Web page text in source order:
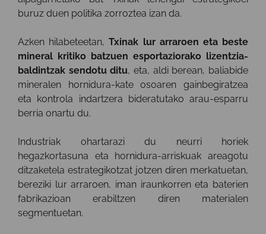
buruz duen politika zorroztea izan da.
Azken hilabeteetan,Txinak lur arraroen eta beste
mineral kritiko batzuen esportaziorako lizentzia-
baldintzak sendotu ditu, eta, aldi berean, baliabide
mineralen hornidura-kate osoaren gainbegiratzea
eta kontrola indartzera bideratutako arau-esparru
berria onartu du.
Industriak ohartarazi du neurri horiek
hegazkortasuna eta hornidura-arriskuak areagotu
ditzaketela estrategikotzat jotzen diren merkatuetan,
bereziki lur arraroen, iman iraunkorren eta baterien
fabrikazioan erabiltzen diren materialen
segmentuetan.